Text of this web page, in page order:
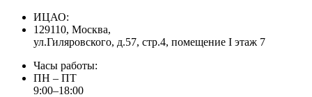
ИЦАО:
129110, Москва,
ул.Гиляровского, д.57, стр.4, помещение I этаж 7
Часы работы:
ПН – ПТ
9:00–18:00